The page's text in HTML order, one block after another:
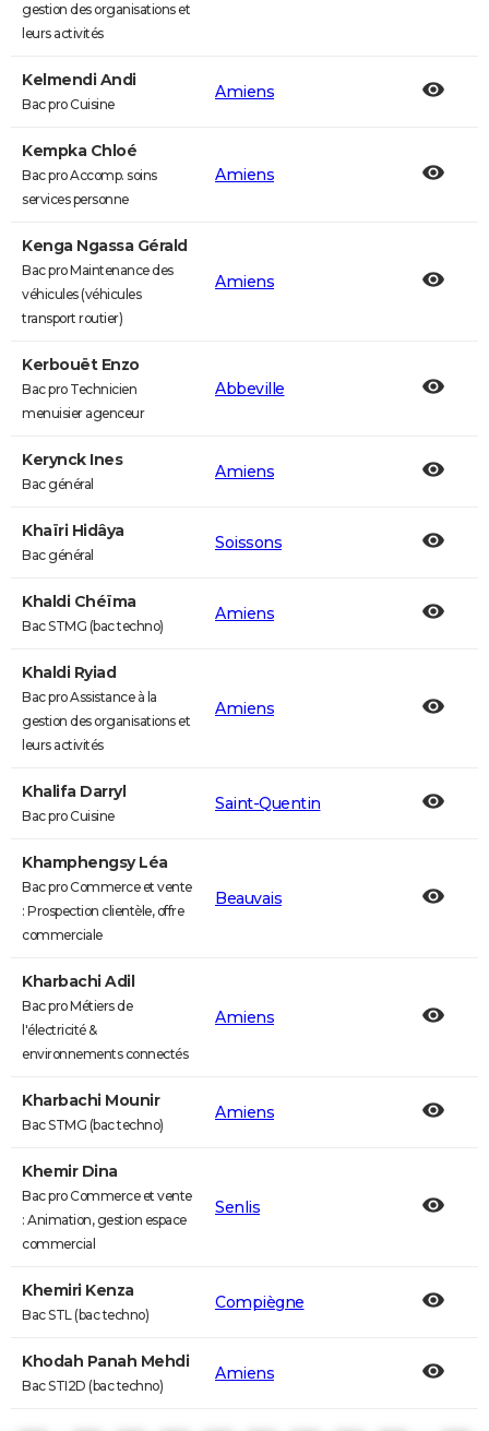
gestion des organisations et
leurs activités
Kelmendi Andi
Bac pro Cuisine
Amiens
Kempka Chloé
Bac pro Accomp. soins
services personne
Amiens
Kenga Ngassa Gérald
Bac pro Maintenance des
véhicules (véhicules
transport routier)
Amiens
Kerbouët Enzo
Bac pro Technicien
menuisier agenceur
Abbeville
Kerynck Ines
Bac général
Amiens
Khaïri Hidâya
Bac général
Soissons
Khaldi Chéïma
Bac STMG (bac techno)
Amiens
Khaldi Ryiad
Bac pro Assistance à la
gestion des organisations et
leurs activités
Amiens
Khalifa Darryl
Bac pro Cuisine
Saint-Quentin
Khamphengsy Léa
Bac pro Commerce et vente
: Prospection clientèle, offre
commerciale
Beauvais
Kharbachi Adil
Bac pro Métiers de
l'électricité &
environnements connectés
Amiens
Kharbachi Mounir
Bac STMG (bac techno)
Amiens
Khemir Dina
Bac pro Commerce et vente
: Animation, gestion espace
commercial
Senlis
Khemiri Kenza
Bac STL (bac techno)
Compiègne
Khodah Panah Mehdi
Bac STI2D (bac techno)
Amiens